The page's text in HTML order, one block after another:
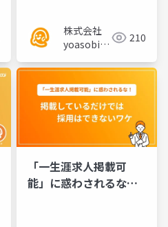
株式会社
yoasobi／
様
210
「一生涯求人掲載可
能」に惑わされるな！